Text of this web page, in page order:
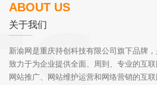
ABOUT US
关于我们
新渝网是重庆持创科技有限公司旗下品牌
致力于为企业提供全面、周到、专业的互联
网站推广、网站维护运营和网络营销的互联